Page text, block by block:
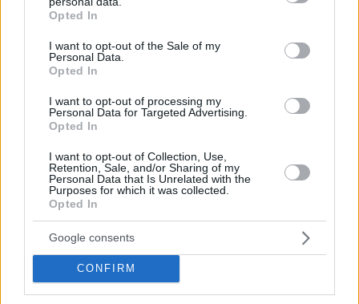
grant or deny consent to Google and its third-party tags to
use your data for below specified purposes in below Google
consent section.
Opted In
I want to opt-out of the Sale of my
Personal Data.
Opted In
I want to opt-out of processing my
Personal Data for Targeted Advertising.
Opted In
I want to opt-out of Collection, Use,
Retention, Sale, and/or Sharing of my
Personal Data that Is Unrelated with the
Purposes for which it was collected.
Opted In
Google consents
CONFIRM
Η αποκαλυπτική κατάθεση της συζύγου του
Αφγανού: Πώς γνωρίσαμε τη Λίσα, γιατί
υποψιάστηκα ότι ήταν το πτώμα στη βαλίτσα
06.08.2026, 12:32
Νεαρή γυναίκα με ακατέργαστη
ομορφιά από την Αιθιοπία έγινε viral,
δείτε την εντυπωσιακή μεταμόρφωσή